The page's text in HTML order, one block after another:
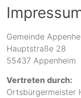
Gemeinde
Hauptstraße 28
55437 Appenheim
Vertreten durch:
Ortsbürgermeister